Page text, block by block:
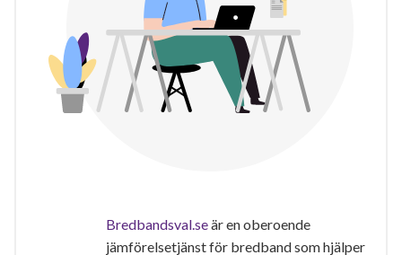
Bredbandsval.seär en oberoende
jämförelsetjänst för bredband som hjälper